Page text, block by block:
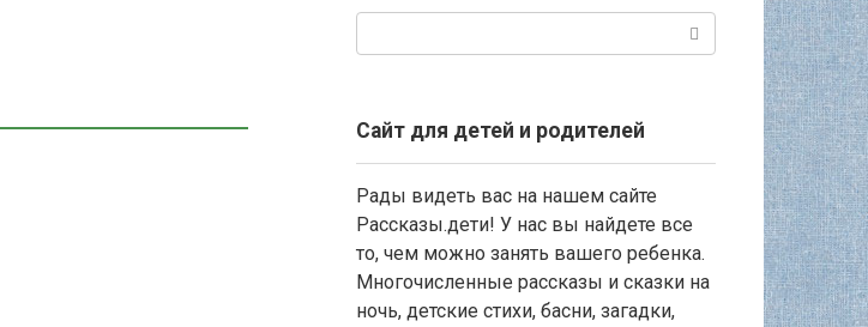
Сайт для детей и родителей
Рады видеть вас на нашем сайте
Рассказы.дети! У нас вы найдете все
то, чем можно занять вашего ребенка.
Многочисленные рассказы и сказки на
ночь, детские стихи, басни, загадки,